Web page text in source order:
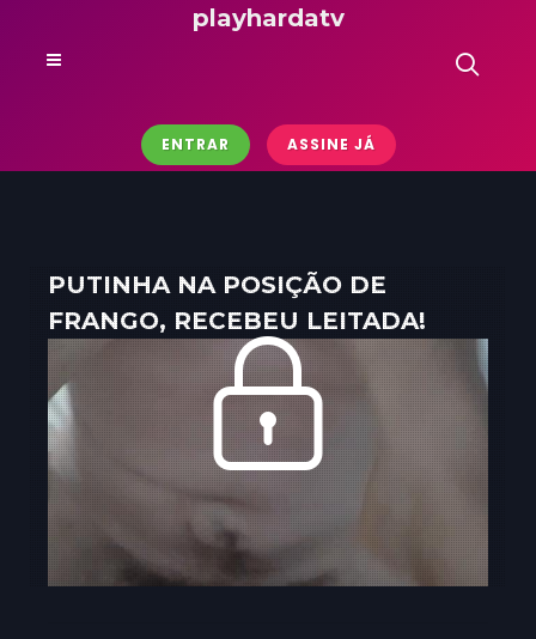
playhardatv
ENTRAR ASSINE JÁ
PUTINHA NA POSIÇÃO DE
FRANGO, RECEBEU LEITADA!